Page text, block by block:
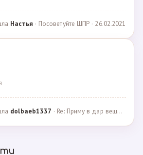
Настья · Посоветуйте ШПР · 26.02.2021
dolbaeb1337 · Re: Приму в дар вещи на новорождённую девочку · 13.12.2024